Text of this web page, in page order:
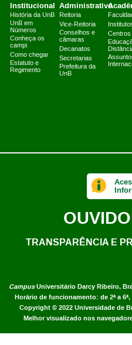
Institucional
História da UnB
UnB em
Números
Conheça os
campi
Como chegar
Estatuto e
Regimento
Administrativo
Reitoria
Vice-Reitoria
Conselhos e
câmaras
Decanatos
Secretarias
Prefeitura da
UnB
Centros
CampusUniversitário Darcy Ribeiro,
Horário de funcionamento: de 2ª a
Copyright © 2022 Universidade de
Melhor visualizado nos
TRANSPARÊNCIA E